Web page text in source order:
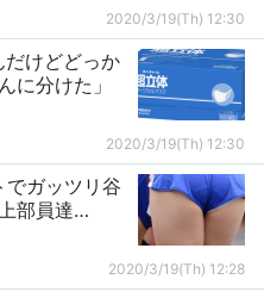
2020/3/19(Th) 12:30
だけどどっか
に分けた」
2020/3/19(Th) 12:30
でガッツリ谷
部員達…
2020/3/19(Th) 12:28